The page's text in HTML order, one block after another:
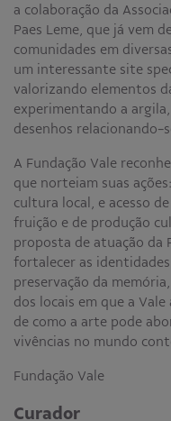
a colaboração da
Paes Leme, que já vem
comunidades em
um interessante site
valorizando elementos
experimentando a
desenhos relacionando-
A Fundação Vale
que norteiam suas
cultura local, e acesso
fruição e de produção
proposta de atuação da
fortalecer as
preservação da
dos locais em que a
de como a arte pode
vivências no mundo
Fundação Vale
Curador